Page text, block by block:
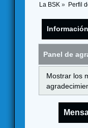
La BSK » Perfil
Panel de
Mostrar los